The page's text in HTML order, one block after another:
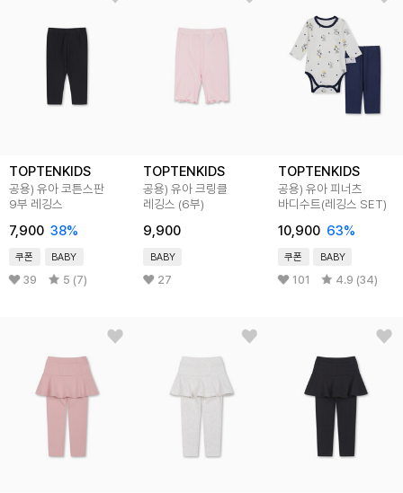
TOPTENKIDS
공용) 유아 코튼스판
9부 레깅스
7,900 38%
쿠폰 BABY
39 5 (7)
TOPTENKIDS
공용) 유아 크링클
레깅스 (6부)
9,900
BABY
27
TOPTENKIDS
공용) 유아 피너츠
바디수트(레깅스 SET)
10,900 63%
쿠폰 BABY
101 4.9 (34)